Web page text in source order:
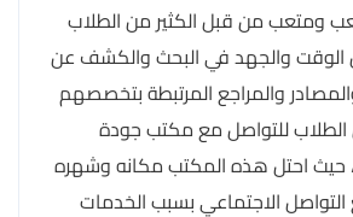
ومتعب من قبل الكثير من الطلاب
الوقت والجهد في البحث والكشف عن
والمراجع المرتبطة بتخصصهم
الطلاب للتواصل مع مكتب جودة
حيث احتل هذه المكتب مكانه وشهره
الاجتماعي بسبب الخدمات